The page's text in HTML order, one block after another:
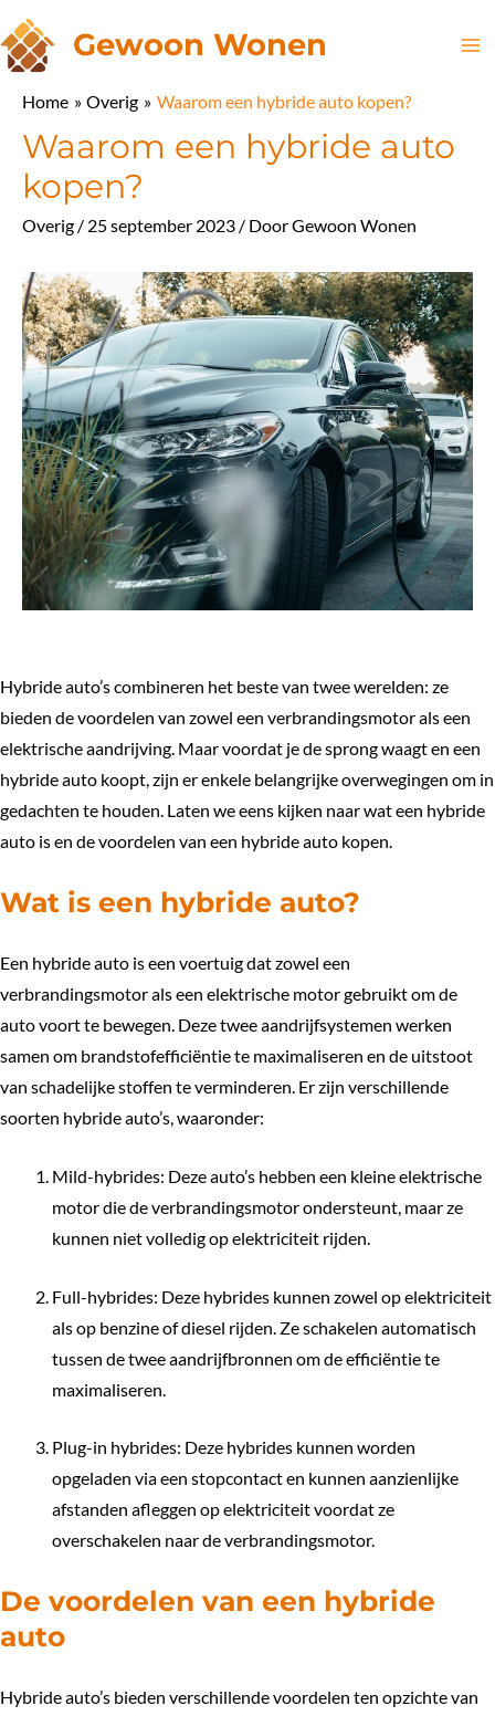
naar
de
inhoud
Gewoon Wonen
Home Overig Waarom een hybride auto kopen?
Waarom een hybride auto
kopen?
Overig / 25 september 2023 / DoorGewoon Wonen
Hybride auto’s combineren het beste van twee werelden: ze
bieden de voordelen van zowel een verbrandingsmotor als een
elektrische aandrijving. Maar voordat je de sprong waagt en een
hybride auto koopt, zijn er enkele belangrijke overwegingen om in
gedachten te houden. Laten we eens kijken naar wat een hybride
auto is en de voordelen van een hybride auto kopen.
Wat is een hybride auto?
Een hybride auto is een voertuig dat zowel een
verbrandingsmotor als een elektrische motor gebruikt om de
auto voort te bewegen. Deze twee aandrijfsystemen werken
samen om brandstofefficiëntie te maximaliseren en de uitstoot
van schadelijke stoffen te verminderen. Er zijn verschillende
soorten hybride auto’s, waaronder:
Mild-hybrides: Deze auto’s hebben een kleine elektrische
motor die de verbrandingsmotor ondersteunt, maar ze
kunnen niet volledig op elektriciteit rijden.
Full-hybrides: Deze hybrides kunnen zowel op elektriciteit
als op benzine of diesel rijden. Ze schakelen automatisch
tussen de twee aandrijfbronnen om de efficiëntie te
maximaliseren.
Plug-in hybrides: Deze hybrides kunnen worden
opgeladen via een stopcontact en kunnen aanzienlijke
afstanden afleggen op elektriciteit voordat ze
overschakelen naar de verbrandingsmotor.
De voordelen van een hybride
auto
Hybride auto’s bieden verschillende voordelen ten opzichte van